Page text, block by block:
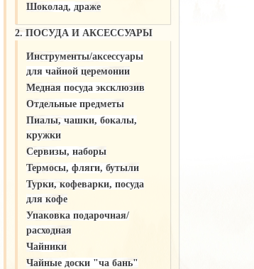
Шоколад, драже
2. ПОСУДА И АКСЕССУАРЫ
Инструменты/аксессуары
для чайной церемонии
Медная посуда эксклюзив
Отдельные предметы
Пиалы, чашки, бокалы,
кружки
Сервизы, наборы
Термосы, фляги, бутыли
Турки, кофеварки, посуда
для кофе
Упаковка подарочная/
расходная
Чайники
Чайные доски "ча бань"